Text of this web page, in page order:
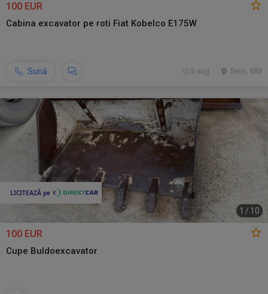
100 EUR
Cabina excavator pe roti Fiat Kobelco E175W
Sună Seini, MM
5 aug.
1 / 10
100 EUR
Cupe Buldoexcavator